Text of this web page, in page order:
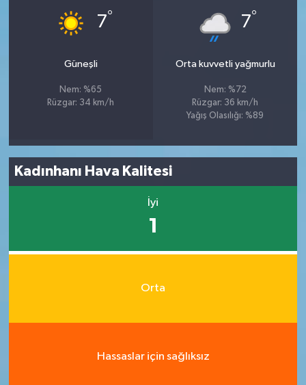
7°
Güneşli
Nem: %65
Rüzgar: 34 km/h
7°
Orta kuvvetli yağmurlu
Nem: %72
Rüzgar: 36 km/h
Yağış Olasılığı: %89
Kadınhanı Hava Kalitesi
İyi
1
Orta
Hassaslar için sağlıksız